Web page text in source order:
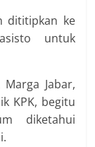
dititipkan ke
untuk
Jabar,
KPK, begitu
diketahui